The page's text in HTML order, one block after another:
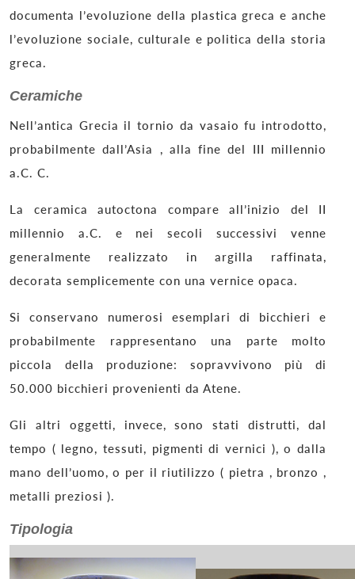
documenta l’evoluzione della plastica greca e anche
l’evoluzione sociale, culturale e politica della storia
greca.
Ceramiche
Nell’antica Grecia il tornio da vasaio fu introdotto,
probabilmente dall’Asia , alla fine del III millennio
a.C. C.
La ceramica autoctona compare all’inizio del II
millennio a.C. e nei secoli successivi venne
generalmente realizzato in argilla raffinata,
decorata semplicemente con una vernice opaca.
Si conservano numerosi esemplari di bicchieri e
probabilmente rappresentano una parte molto
piccola della produzione: sopravvivono più di
50.000 bicchieri provenienti da Atene.
Gli altri oggetti, invece, sono stati distrutti, dal
tempo ( legno, tessuti, pigmenti di vernici ), o dalla
mano dell’uomo, o per il riutilizzo ( pietra , bronzo ,
metalli preziosi ).
Tipologia